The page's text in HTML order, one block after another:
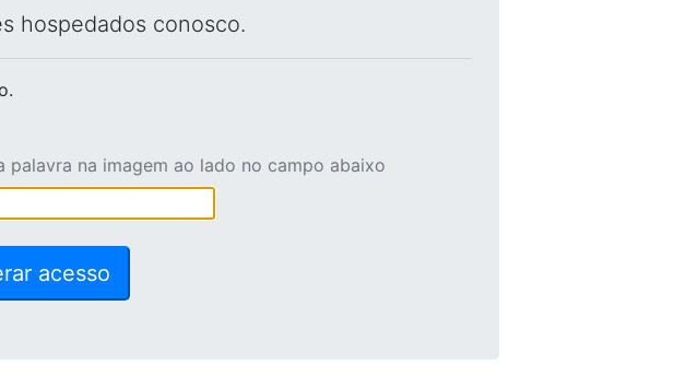
hospedados conosco.
palavra na imagem ao lado no campo abaixo